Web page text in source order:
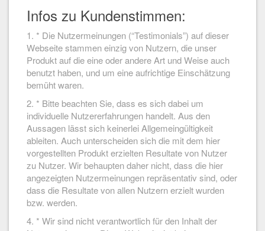
Infos zu Kundenstimmen:
1. * Die Nutzermeinungen (“Testimonials”) auf dieser
Webseite stammen einzig von Nutzern, die unser
Produkt auf die eine oder andere Art und Weise auch
benutzt haben, und um eine aufrichtige Einschätzung
bemüht waren.
2. * Bitte beachten Sie, dass es sich dabei um
individuelle Nutzererfahrungen handelt. Aus den
Aussagen lässt sich keinerlei Allgemeingültigkeit
ableiten. Auch unterscheiden sich die mit dem hier
vorgestellten Produkt erzielten Resultate von Nutzer
zu Nutzer. Wir behaupten daher nicht, dass die hier
angezeigten Nutzermeinungen repräsentativ sind, oder
dass die Resultate von allen Nutzern erzielt wurden
bzw. werden.
4. * Wir sind nicht verantwortlich für den Inhalt der